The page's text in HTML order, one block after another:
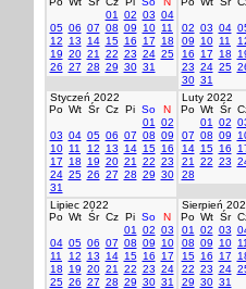
01
02 03 04
05 06 07 08 09 10 11
12
13 14 15 16 17
18
19 20 21 22 23 24 25
26 27 28 29 30 31
02 03 04
09
10 11
16
17 18
23 24 25
30 31
Styczeń 2022
Po Wt Śr Cz Pi So
N
01
02
03 04 05 06 07 08 09
10 11 12 13 14 15 16
17
18 19 20 21 22 23
24 25 26 27 28 29 30
31
Luty 2022
Po Wt Śr
01
02
07 08 09
14 15 16
21
22 23
28
Lipiec 2022
Po Wt Śr Cz Pi So
N
01
02 03
04 05 06 07 08 09
10
11
12 13 14 15 16
17
18
19 20 21 22 23 24
25 26 27 28 29 30 31
Sierpień
Po Wt Śr
01
02 03
08 09 10 11
15 16 17
22 23 24
29 30 31